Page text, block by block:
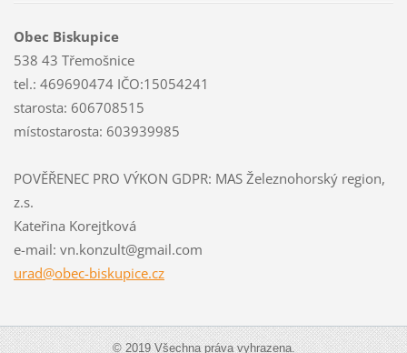
Obec Biskupice
538 43 Třemošnice
tel.: 469690474 IČO:15054241
starosta: 606708515
místostarosta: 603939985
POVĚŘENEC PRO VÝKON GDPR: MAS Železnohorský region,
z.s.
Kateřina Korejtková
e-mail: vn.konzult@gmail.com
urad@obec-biskupice.cz
© 2019 Všechna práva vyhrazena.